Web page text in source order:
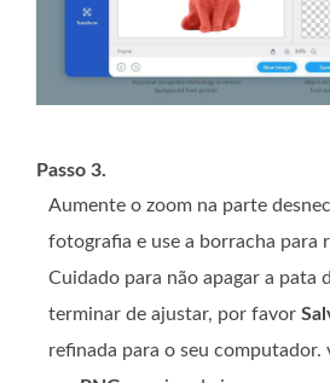
Passo 3.
Aumente o zoom na parte
fotografia e use a borracha para
Cuidado para não apagar a pata
terminar de ajustar, por favor
refinada para o seu computador.